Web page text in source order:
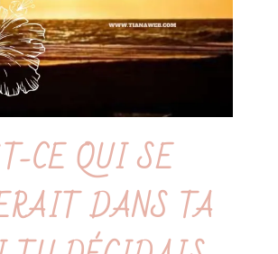
CE QUI SE
DANS TA